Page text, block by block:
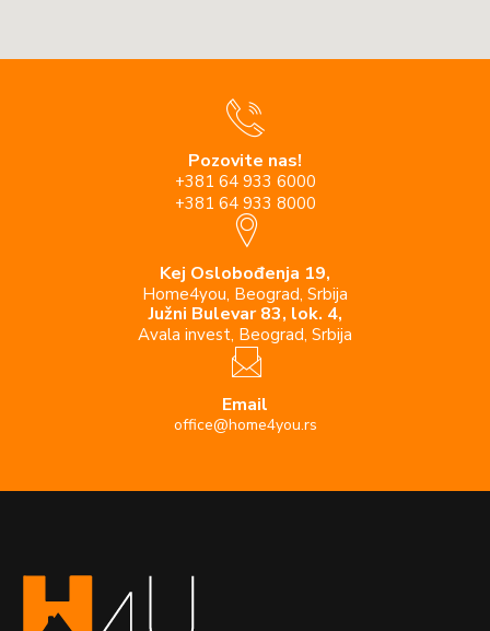
Pozovite nas!
+381 64 933 6000
+381 64 933 8000
Kej Oslobođenja 19,
Home4you, Beograd, Srbija
Južni Bulevar 83, lok. 4,
Avala invest, Beograd, Srbija
Email
office@home4you.rs